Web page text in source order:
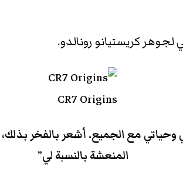
كريستيانو رونالدو.
CR7 Origins
مع الجميع. أشعر بالفخر
المنعشة بالنسبة لي”